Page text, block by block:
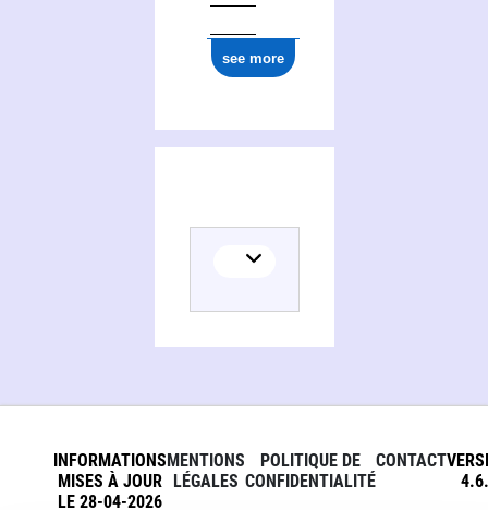
see more
INFORMATIONS
MISES À JOUR
LE 28-04-2026
MENTIONS
LÉGALES
POLITIQUE DE
CONFIDENTIALITÉ
CONTACT